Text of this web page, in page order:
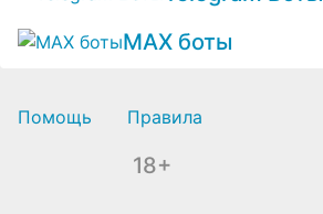
MAX боты
Помощь Правила
18+